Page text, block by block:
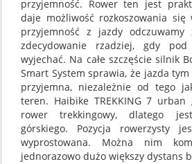
przyjemność. Rower ten jest
daje możliwość rozkoszowania się
przyjemność z jazdy odczuwamy
zdecydowanie rzadziej, gdy
wyjechać. Na całe szczęście silnik
Smart System sprawia, że jazda
przyjemna, niezależnie od tego
teren. Haibike TREKKING 7 urban
rower trekkingowy, dlatego
górskiego. Pozycja rowerzysty
wyprostowana. Można nim
jednorazowo dużo większy dystans